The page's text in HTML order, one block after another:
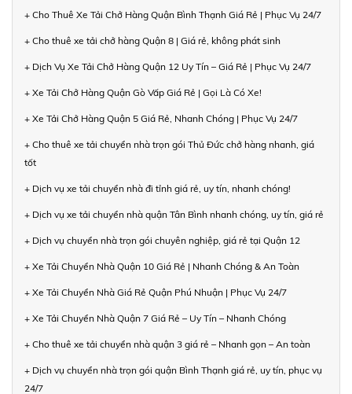
+ Cho Thuê Xe Tải Chở Hàng Quận Bình Thạnh Giá Rẻ | Phục Vụ 24/7
+ Cho thuê xe tải chở hàng Quận 8 | Giá rẻ, không phát sinh
+ Dịch Vụ Xe Tải Chở Hàng Quận 12 Uy Tín – Giá Rẻ | Phục Vụ 24/7
+ Xe Tải Chở Hàng Quận Gò Vấp Giá Rẻ | Gọi Là Có Xe!
+ Xe Tải Chở Hàng Quận 5 Giá Rẻ, Nhanh Chóng | Phục Vụ 24/7
+ Cho thuê xe tải chuyển nhà trọn gói Thủ Đức chở hàng nhanh, giá
tốt
+ Dịch vụ xe tải chuyển nhà đi tỉnh giá rẻ, uy tín, nhanh chóng!
+ Dịch vụ xe tải chuyển nhà quận Tân Bình nhanh chóng, uy tín, giá rẻ
+ Dịch vụ chuyển nhà trọn gói chuyên nghiệp, giá rẻ tại Quận 12
+ Xe Tải Chuyển Nhà Quận 10 Giá Rẻ | Nhanh Chóng & An Toàn
+ Xe Tải Chuyển Nhà Giá Rẻ Quận Phú Nhuận | Phục Vụ 24/7
+ Xe Tải Chuyển Nhà Quận 7 Giá Rẻ – Uy Tín – Nhanh Chóng
+ Cho thuê xe tải chuyển nhà quận 3 giá rẻ – Nhanh gọn – An toàn
+ Dịch vụ chuyển nhà trọn gói quận Bình Thạnh giá rẻ, uy tín, phục vụ
24/7